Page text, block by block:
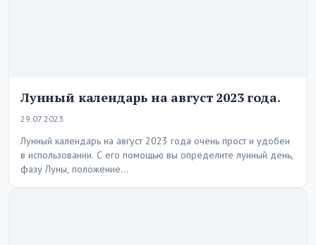
Лунный календарь на август 2023 года.
29.07.2023
Лунный календарь на август 2023 года очень прост и удобен
в использовании. С его помощью вы определите лунный день,
фазу Луны, положение…